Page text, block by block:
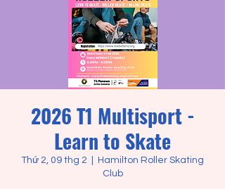
2026 T1 Multisport -
Learn to Skate
Thứ 2, 09 thg 2
Hamilton Roller Skating
Club